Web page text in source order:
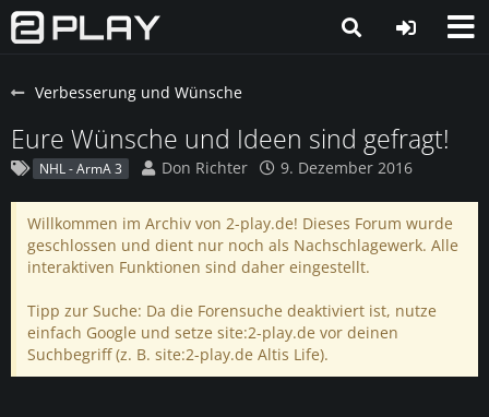
Verbesserung und Wünsche
Eure Wünsche und Ideen sind gefragt!
NHL - ArmA 3 Don Richter 9. Dezember 2016
Willkommen im Archiv von 2-play.de! Dieses Forum wurde
geschlossen und dient nur noch als Nachschlagewerk. Alle
interaktiven Funktionen sind daher eingestellt.
Tipp zur Suche: Da die Forensuche deaktiviert ist, nutze
einfach Google und setze site:2-play.de vor deinen
Suchbegriff (z. B. site:2-play.de Altis Life).